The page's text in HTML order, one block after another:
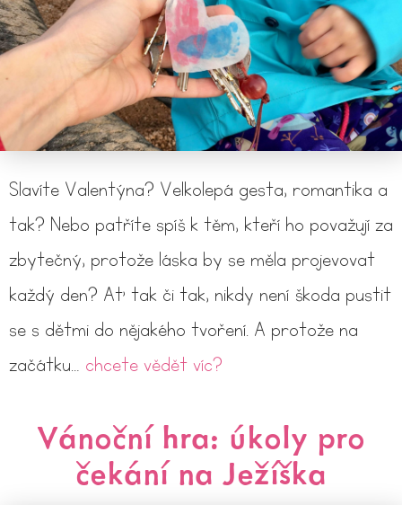
Slavíte Valentýna? Velkolepá gesta, romantika a
tak? Nebo patříte spíš k těm, kteří ho považují za
zbytečný, protože láska by se měla projevovat
každý den? Ať tak či tak, nikdy není škoda pustit
se s dětmi do nějakého tvoření. A protože na
začátku… chcete vědět víc?
Vánoční hra: úkoly pro
čekání na Ježíška